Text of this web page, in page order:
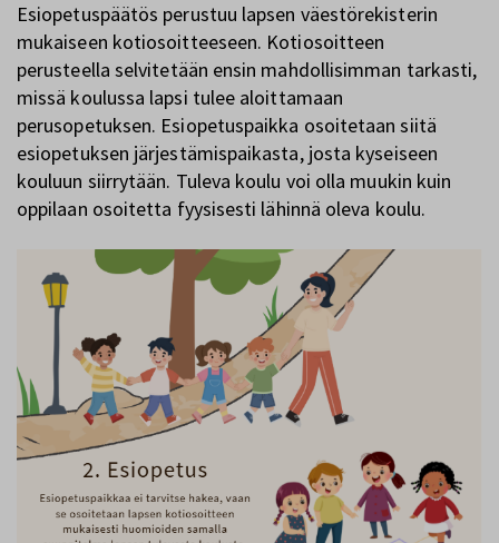
Esiopetuspäätös perustuu lapsen väestörekisterin
mukaiseen kotiosoitteeseen. Kotiosoitteen
perusteella selvitetään ensin mahdollisimman tarkasti,
missä koulussa lapsi tulee aloittamaan
perusopetuksen. Esiopetuspaikka osoitetaan siitä
esiopetuksen järjestämispaikasta, josta kyseiseen
kouluun siirrytään. Tuleva koulu voi olla muukin kuin
oppilaan osoitetta fyysisesti lähinnä oleva koulu.